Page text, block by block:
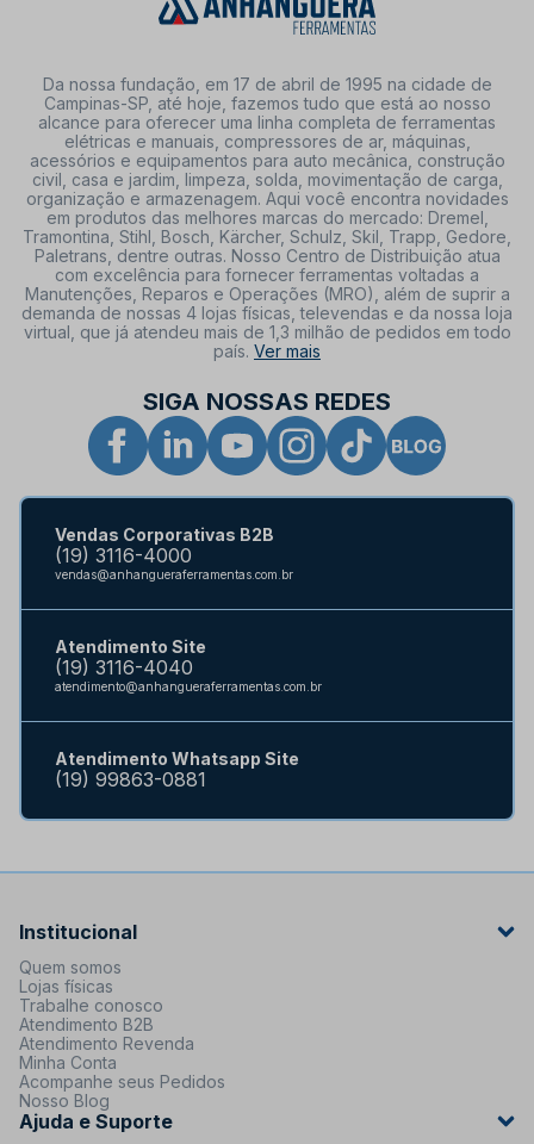
Da nossa fundação, em 17 de abril de 1995 na cidade de
Campinas-SP, até hoje, fazemos tudo que está ao nosso
alcance para oferecer uma linha completa de ferramentas
elétricas e manuais, compressores de ar, máquinas,
acessórios e equipamentos para auto mecânica, construção
civil, casa e jardim, limpeza, solda, movimentação de carga,
organização e armazenagem. Aqui você encontra novidades
em produtos das melhores marcas do mercado: Dremel,
Tramontina, Stihl, Bosch, Kärcher, Schulz, Skil, Trapp, Gedore,
Paletrans, dentre outras. Nosso Centro de Distribuição atua
com excelência para fornecer ferramentas voltadas a
Manutenções, Reparos e Operações (MRO), além de suprir a
demanda de nossas 4 lojas físicas, televendas e da nossa loja
virtual, que já atendeu mais de 1,3 milhão de pedidos em todo
país. Ver mais
SIGA NOSSAS REDES
Vendas Corporativas B2B
(19) 3116-4000
vendas@anhangueraferramentas.com.br
Atendimento Site
(19) 3116-4040
atendimento@anhangueraferramentas.com.br
Atendimento Whatsapp Site
(19) 99863-0881
Institucional
Quem somos
Lojas físicas
Trabalhe conosco
Atendimento B2B
Atendimento Revenda
Minha Conta
Acompanhe seus Pedidos
Nosso Blog
Ajuda e Suporte